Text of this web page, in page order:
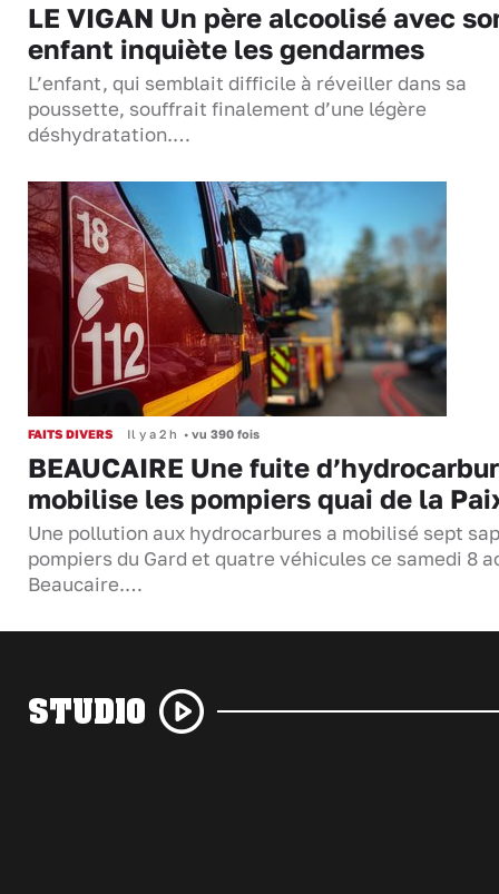
LE VIGAN Un père alcoolisé avec
enfant inquiète les gendarmes
L’enfant, qui semblait difficile à réveiller dans sa
poussette, souffrait finalement d’une légère
déshydratation.…
FAITS DIVERS Il y a 2 h • vu 390 fois
BEAUCAIRE Une fuite
mobilise les pompiers quai de la
Une pollution aux hydrocarbures a mobilisé sept
pompiers du Gard et quatre véhicules ce samedi 8
Beaucaire.…
STUDIO